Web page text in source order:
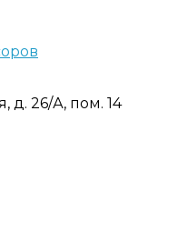
д. 26/А, пом. 14